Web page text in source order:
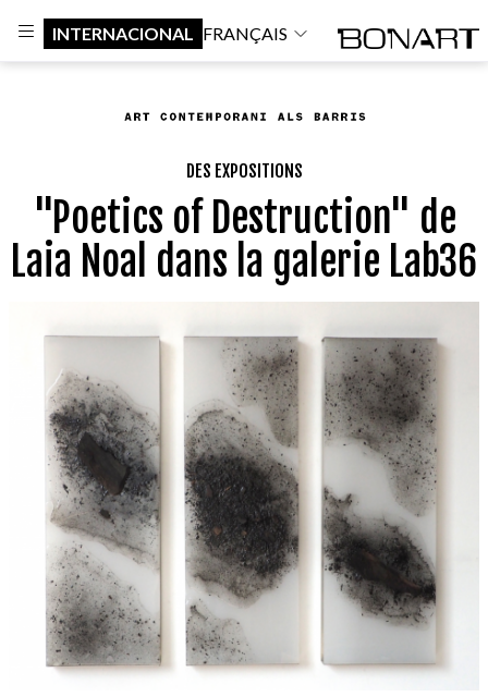
INTERNACIONAL FRANÇAIS
DES EXPOSITIONS
"Poetics of Destruction" de
Laia Noal dans la galerie Lab36